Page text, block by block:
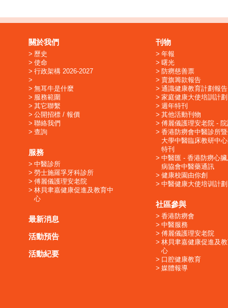
關於我們
歷史
使命
行政架構 2026-2027
無耳牛是什麼
服務範圍
其它聯繫
公開招標 / 報價
聯絡我們
查詢
服務
中醫診所
勞士施羅孚牙科診所
傅麗儀護理安老院
林貝聿嘉健康促進及教育中
心
最新消息
活動預告
活動紀要
刊物
年報
曙光
防癆慈善票
賣旗籌款報告
通識健康教育計劃報告
家庭健康大使培訓計劃
週年特刊
其他活動刊物
傅麗儀護理安老院 -
香港防癆會中醫診所
大學中醫臨床教研中
特刊
中醫匯 - 香港防癆心
病協會中醫藥通訊
健康校園由你創
中醫健康大使培训計劃
社區參與
香港防癆會
中醫服務
傅麗儀護理安老院
林貝聿嘉健康促進及
心
口腔健康教育
媒體報導